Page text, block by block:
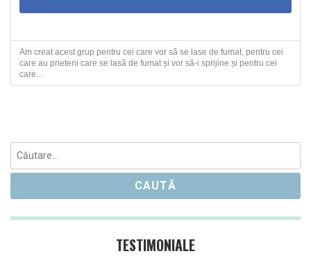
Am creat acest grup pentru cei care vor să se lase de fumat, pentru cei
care au prieteni care se lasă de fumat și vor să-i sprijine și pentru cei
care...
Caută
după:
TESTIMONIALE